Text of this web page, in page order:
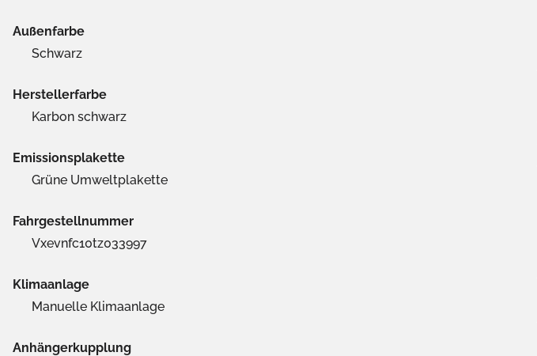
Außenfarbe
Schwarz
Herstellerfarbe
Karbon schwarz
Emissionsplakette
Grüne Umweltplakette
Fahrgestellnummer
Vxevnfc10tz033997
Klimaanlage
Manuelle Klimaanlage
Anhängerkupplung